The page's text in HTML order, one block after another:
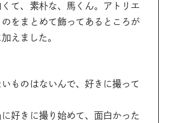
て、素朴な、馬くん。アトリエ
をまとめて飾ってあるところが
えました。
いものはないんで、好きに撮って
好きに撮り始めて、面白かった